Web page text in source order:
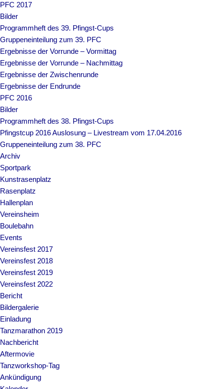
PFC 2017
Bilder
Programmheft des 39. Pfingst-Cups
Gruppeneinteilung zum 39. PFC
Ergebnisse der Vorrunde – Vormittag
Ergebnisse der Vorrunde – Nachmittag
Ergebnisse der Zwischenrunde
Ergebnisse der Endrunde
PFC 2016
Bilder
Programmheft des 38. Pfingst-Cups
Pfingstcup 2016 Auslosung – Livestream vom 17.04.2016
Gruppeneinteilung zum 38. PFC
Archiv
Sportpark
Kunstrasenplatz
Rasenplatz
Hallenplan
Vereinsheim
Boulebahn
Events
Vereinsfest 2017
Vereinsfest 2018
Vereinsfest 2019
Vereinsfest 2022
Bericht
Bildergalerie
Einladung
Tanzmarathon 2019
Nachbericht
Aftermovie
Tanzworkshop-Tag
Ankündigung